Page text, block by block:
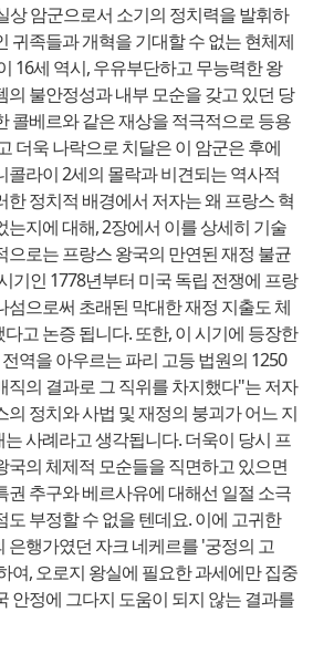
상 암군으로서 소기의 정치력을 발휘하
귀족들과 개혁을 기대할 수 없는 현체제
16세 역시, 우유부단하고 무능력한 왕
의 불안정성과 내부 모순을 갖고 있던 당
콜베르와 같은 재상을 적극적으로 등용
더욱 나락으로 치달은 이 암군은 후에
콜라이 2세의 몰락과 비견되는 역사적
한 정치적 배경에서 저자는 왜 프랑스 혁
는지에 대해, 2장에서 이를 상세히 기술
으로는 프랑스 왕국의 만연된 재정 불균
기인 1778년부터 미국 독립 전쟁에 프랑
섬으로써 초래된 막대한 재정 지출도 체
고 논증 됩니다. 또한, 이 시기에 등장한
역을 아우르는 파리 고등 법원의 1250
직의 결과로 그 직위를 차지했다"는 저자
의 정치와 사법 및 재정의 붕괴가 어느 지
사례라고 생각됩니다. 더욱이 당시 프
국의 체제적 모순들을 직면하고 있으면
권 추구와 베르사유에 대해선 일절 소극
도 부정할 수 없을 텐데요. 이에 고귀한
은행가였던 자크 네케르를 '궁정의 고
여, 오로지 왕실에 필요한 과세에만 집중
안정에 그다지 도움이 되지 않는 결과를